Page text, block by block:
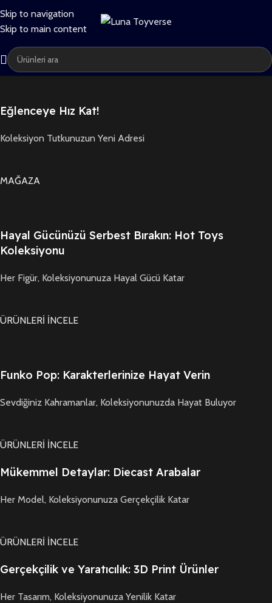
Skip to navigation
Skip to main content
Eğlenceye Hız Kat!
Koleksiyon Tutkunuzun Yeni Adresi
MAĞAZA
Hayal Gücünüzü Serbest Bırakın: Hot Toys
Koleksiyonu
Her Figür, Koleksiyonunuza Hayal Gücü Katar
ÜRÜNLERİ İNCELE
Funko Pop: Karakterlerinize Hayat Verin
Sevdiğiniz Kahramanlar, Koleksiyonunuzda Hayat Buluyor
ÜRÜNLERİ İNCELE
Mükemmel Detaylar: Diecast Arabalar
Her Model, Koleksiyonunuza Gerçekçilik Katar
ÜRÜNLERİ İNCELE
Gerçekçilik ve Yaratıcılık: 3D Print Ürünler
Her Tasarım, Koleksiyonunuza Yenilik Katar